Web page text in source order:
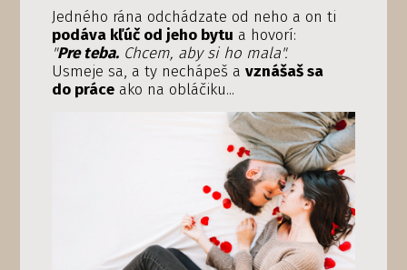
Jedného rána odchádzate od neho a on ti
podáva kľúč od jeho bytu a hovorí:
"Pre teba.Chcem, aby si ho mala".
Usmeje sa, a ty nechápeš a vznášaš sa
do práceako na obláčiku...